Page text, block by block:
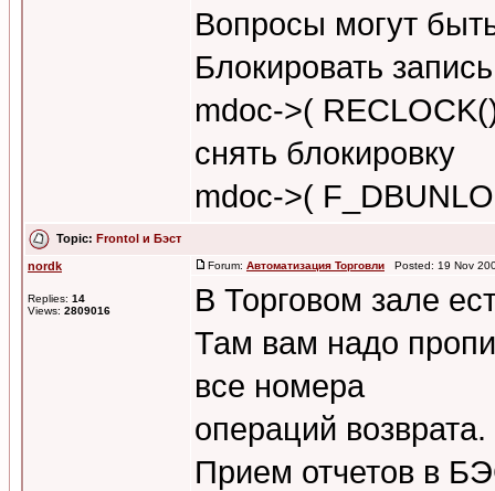
Вопросы могут
Блокировать
mdoc->(
снять блокировку
mdoc->(
Topic: Frontol и Бэст
nordk
Replies: 14
Views: 2809016
Forum: Автоматизация Торговли Posted: 19 Nov
В Торговом зале
Там вам надо
все номера
операций возврата.
Прием отчетов в